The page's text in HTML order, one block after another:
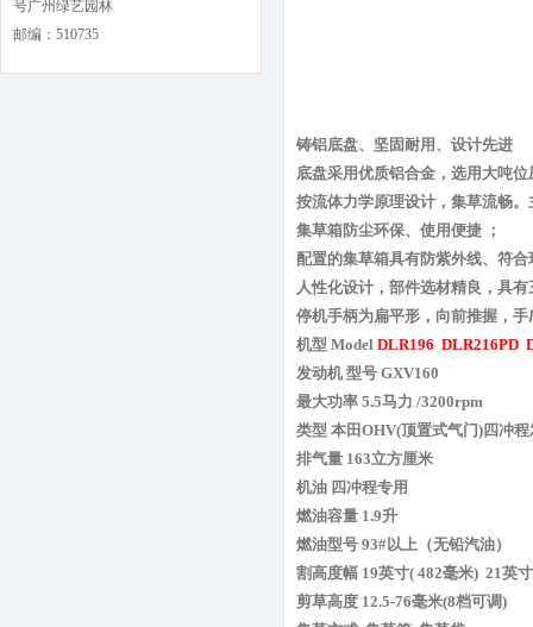
号广州绿艺园林
邮编：510735
铸铝底盘、坚固耐用、设计先进
底盘采用优质铝合金，选用大吨
按流体力学原理设计，集草流畅
集草箱防尘环保、使用便捷 ；
配置的集草箱具有防紫外线、符
人性化设计，部件选材精良，具
停机手柄为扁平形，向前推握，
机型 Model DLR196 DLR216PD
发动机 型号 GXV160
最大功率 5.5马力 /3200rpm
类型 本田OHV(顶置式气门)四冲
排气量 163立方厘米
机油 四冲程专用
燃油容量 1.9升
燃油型号 93#以上（无铅汽油）
割高度幅 19英寸( 482毫米) 21英
剪草高度 12.5-76毫米(8档可调)